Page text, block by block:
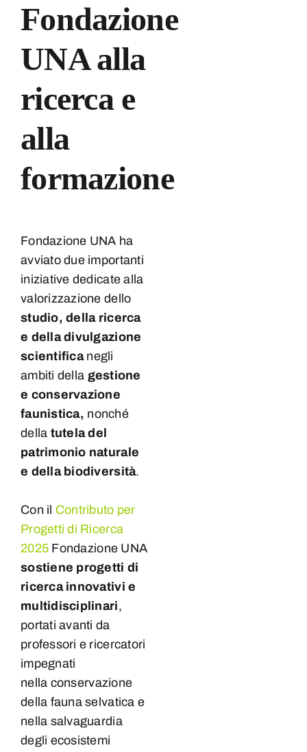
Fondazione
UNA alla
ricerca e
alla
formazione
Fondazione UNA ha
avviato due importanti
iniziative dedicate alla
valorizzazione dello
studio, della ricerca
e della divulgazione
scientificanegli
ambiti della gestione
e conservazione
faunistica, nonché
della tutela del
patrimonio naturale
e della biodiversità.
Con il Contributo per
Progetti di Ricerca
2025 Fondazione UNA
sostiene progetti di
ricerca innovativi e
multidisciplinari,
portati avanti da
professori e ricercatori
impegnati
nella conservazione
della fauna selvatica e
nella salvaguardia
degli ecosistemi